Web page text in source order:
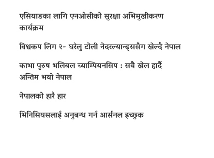
एसियाडका लागि एनओसीको सुरक्षा अभिमुखीकरण
कार्यक्रम
विश्वकप लिग २- घरेलु टोली नेदरल्यान्ड्ससँग खेल्दै नेपाल
काभा पुरुष भलिबल च्याम्पियनसिप : सबै खेल हार्दै
अन्तिम भयो नेपाल
नेपालको हारै हार
भिनिसियसलाई अनुबन्ध गर्न आर्सनल इच्छुक